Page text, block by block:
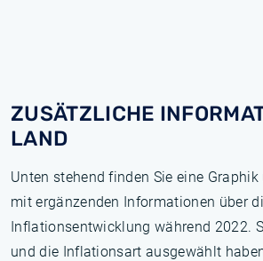
ZUSÄTZLICHE
LAND
Unten stehend finden Sie eine
mit ergänzenden Informationen über
Inflationsentwicklung während 2022.
und die Inflationsart ausgewählt